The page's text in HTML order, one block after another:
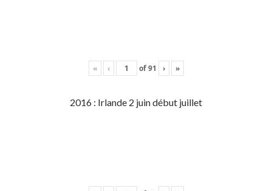
« ‹ of91 › »
2016 : Irlande 2 juin début juillet